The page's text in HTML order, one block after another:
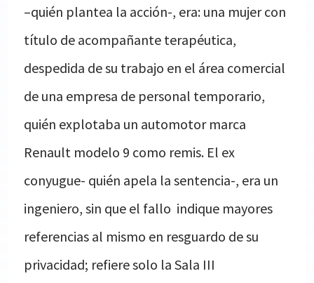
–quién plantea la acción-, era: una mujer con
título de acompañante terapéutica,
despedida de su trabajo en el área comercial
de una empresa de personal temporario,
quién explotaba un automotor marca
Renault modelo 9 como remis. El ex
conyugue- quién apela la sentencia-, era un
ingeniero, sin que el fallo indique mayores
referencias al mismo en resguardo de su
privacidad; refiere solo la Sala III